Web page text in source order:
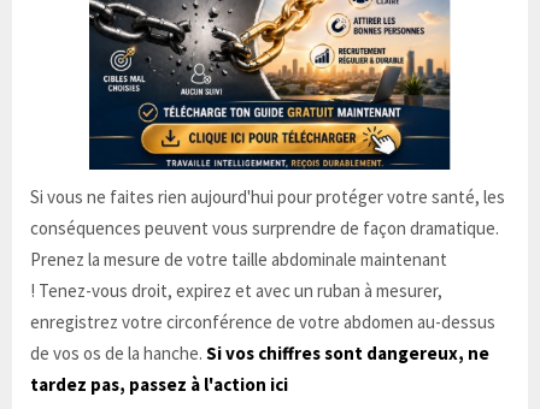
Si vous ne faites rien aujourd'hui pour protéger votre santé, les
conséquences peuvent vous surprendre de façon dramatique.
Prenez la mesure de votre taille abdominale maintenant
! Tenez-vous droit, expirez et avec un ruban à mesurer,
enregistrez votre circonférence de votre abdomen au-dessus
de vos os de la hanche. Si vos chiffres sont dangereux, ne
tardez pas, passez à l'action ici